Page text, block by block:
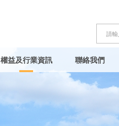
權益及行業資訊 聯絡我們